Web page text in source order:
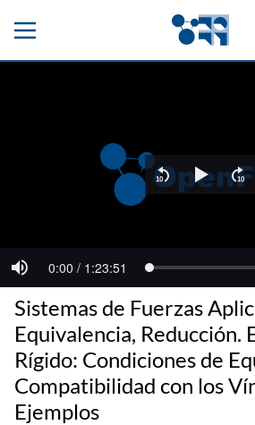
Sistemas de Fuerzas
Equivalencia, Reducción.
Rígido: Condiciones de
Compatibilidad con los
Ejemplos